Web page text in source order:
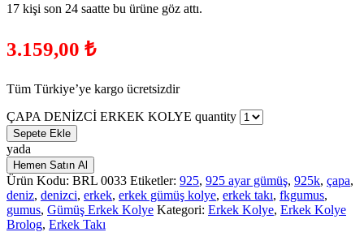
17 kişi son 24 saatte bu ürüne göz attı.
3.159,00 ₺
Tüm Türkiye’ye kargo ücretsizdir
ÇAPA DENİZCİ ERKEK KOLYE quantity
Sepete Ekle
yada
Hemen Satın Al
Ürün Kodu: BRL 0033 Etiketler: 925, 925 ayar gümüş, 925k, çapa,
deniz, denizci, erkek, erkek gümüş kolye, erkek takı, fkgumus,
gumus, Gümüş Erkek Kolye Kategori: Erkek Kolye, Erkek Kolye
Brolog, Erkek Takı